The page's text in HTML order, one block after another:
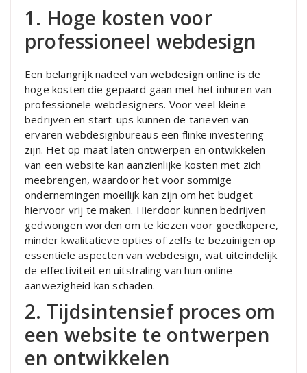
1. Hoge kosten voor
professioneel webdesign
Een belangrijk nadeel van webdesign online is de
hoge kosten die gepaard gaan met het inhuren van
professionele webdesigners. Voor veel kleine
bedrijven en start-ups kunnen de tarieven van
ervaren webdesignbureaus een flinke investering
zijn. Het op maat laten ontwerpen en ontwikkelen
van een website kan aanzienlijke kosten met zich
meebrengen, waardoor het voor sommige
ondernemingen moeilijk kan zijn om het budget
hiervoor vrij te maken. Hierdoor kunnen bedrijven
gedwongen worden om te kiezen voor goedkopere,
minder kwalitatieve opties of zelfs te bezuinigen op
essentiële aspecten van webdesign, wat uiteindelijk
de effectiviteit en uitstraling van hun online
aanwezigheid kan schaden.
2. Tijdsintensief proces om
een website te ontwerpen
en ontwikkelen